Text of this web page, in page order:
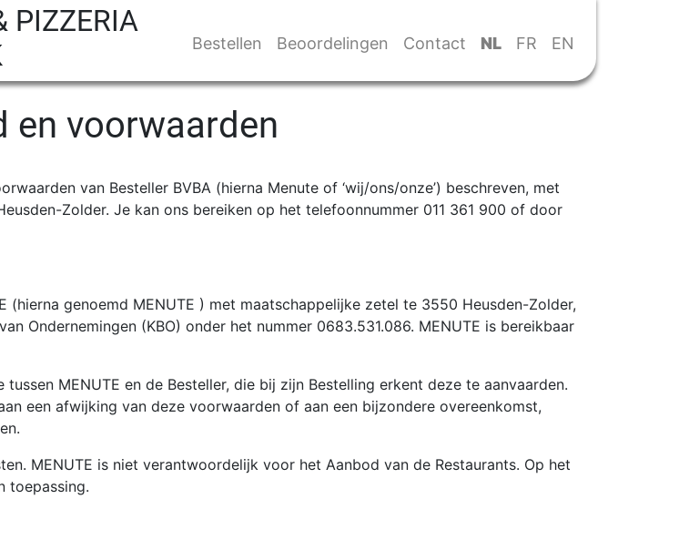
PIZZERIA
Bestellen Beoordelingen Contact NL FR EN
en voorwaarden
van Besteller BVBA (hierna Menute of ‘wij/ons/onze’) beschreven, met
Zolder. Je kan ons bereiken op het telefoonnummer 011 361 900 of door
(hierna genoemd MENUTE ) met maatschappelijke zetel te 3550 Heusden-Zolder,
Ondernemingen (KBO) onder het nummer 0683.531.086. MENUTE is bereikbaar
MENUTE en de Besteller, die bij zijn Bestelling erkent deze te aanvaarden.
een afwijking van deze voorwaarden of aan een bijzondere overeenkomst,
MENUTE is niet verantwoordelijk voor het Aanbod van de Restaurants. Op het
toepassing.